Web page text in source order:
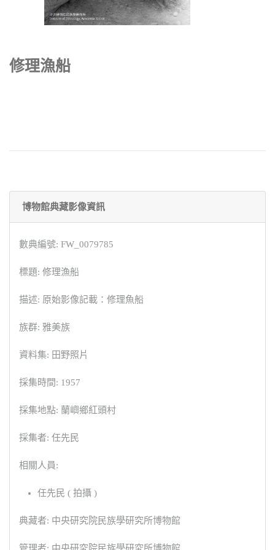
修理漁船
博物館典藏影像資訊
數典編號: FW_0079785
標題: 修理漁船
描述: 原始影像記載：修理魚船
族群: 雅美族
資料集: 田野照片
採集時間: 1957
採集地點: 蘭嶼鄉紅頭村
採集者: 任先民
相關人員:
任先民 ( 拍攝 )
典藏者: 中央研究院民族學研究所博物館
管理者: 中央研究院民族學研究所博物館